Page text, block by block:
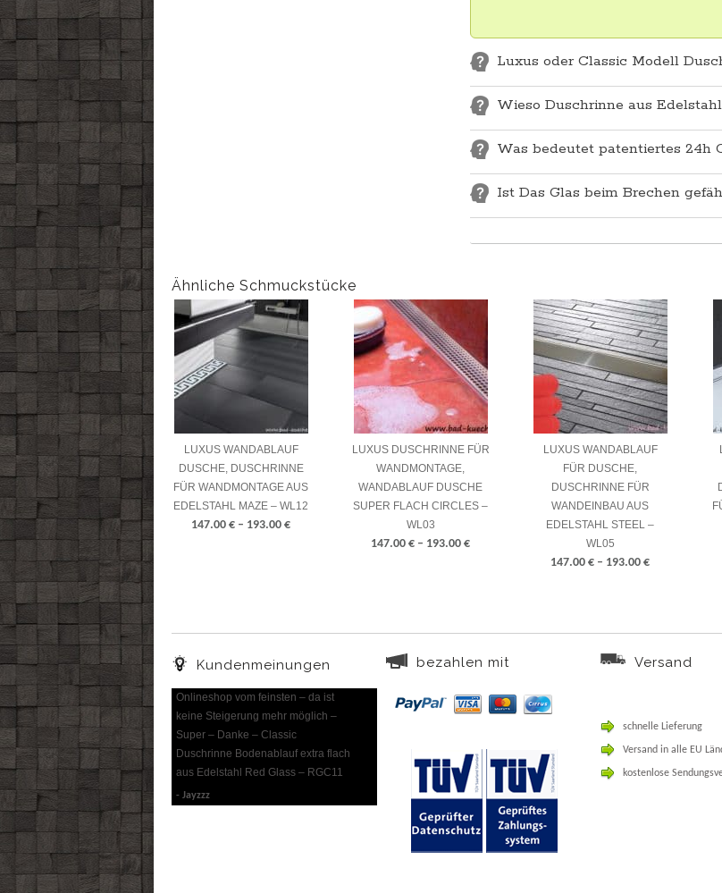
Luxus oder Classic Modell
Wieso Duschrinne aus
Was bedeutet patentiertes 24h
Ist Das Glas beim Brechen
Ähnliche Schmuckstücke
LUXUS WANDABLAUF
DUSCHE, DUSCHRINNE
FÜR WANDMONTAGE AUS
EDELSTAHL MAZE – WL12
147.00 € – 193.00 €
LUXUS DUSCHRINNE FÜR
WANDMONTAGE,
WANDABLAUF DUSCHE
SUPER FLACH CIRCLES –
WL03
147.00 € – 193.00 €
LUXUS WANDABLAUF
FÜR DUSCHE,
DUSCHRINNE FÜR
WANDEINBAU AUS
EDELSTAHL STEEL –
WL05
147.00 € – 193.00 €
Kundenmeinungen
Onlineshop vom feinsten – da ist
keine Steigerung mehr möglich –
Super – Danke – Classic
Duschrinne Bodenablauf extra flach
aus Edelstahl Red Glass – RGC11
Jayzzz
bezahlen mit Versand
schnelle Lieferung
Versand in alle EU
kostenlose